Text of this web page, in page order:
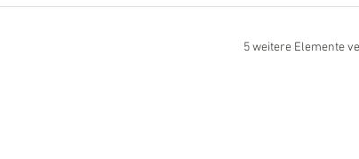
5 weitere Elemente